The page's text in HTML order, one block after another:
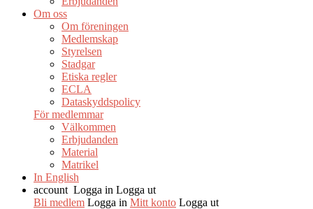
Om oss
Om föreningen
Medlemskap
Styrelsen
Stadgar
Etiska regler
ECLA
Dataskyddspolicy
För medlemmar
Välkommen
Erbjudanden
Material
Matrikel
In English
account Logga in Logga ut
Bli medlem Logga in Mitt konto Logga ut